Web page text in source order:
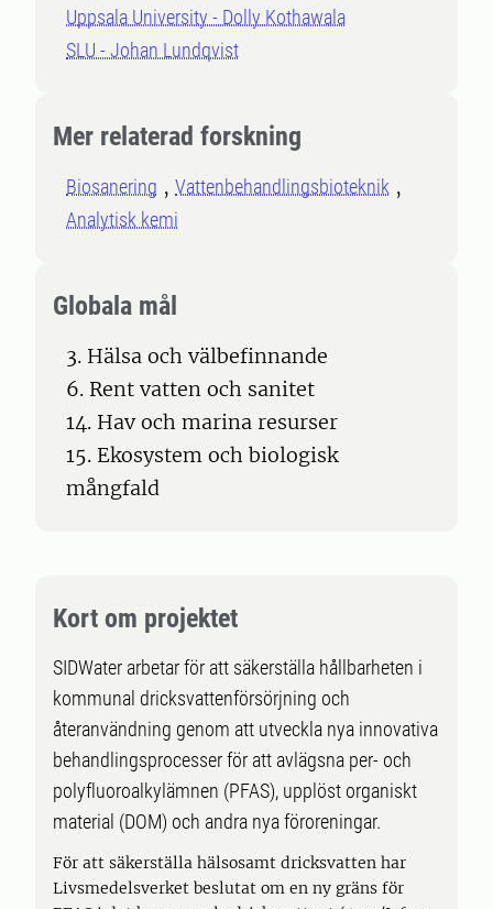
Uppsala University - Dolly Kothawala
SLU - Johan Lundqvist
Mer relaterad forskning
Biosanering
Vattenbehandlingsbioteknik
Analytisk kemi
Globala mål
3. Hälsa och välbefinnande
6. Rent vatten och sanitet
14. Hav och marina resurser
15. Ekosystem och biologisk
mångfald
Kort om projektet
SIDWater arbetar för att säkerställa hållbarheten i
kommunal dricksvattenförsörjning och
återanvändning genom att utveckla nya innovativa
behandlingsprocesser för att avlägsna per- och
polyfluoroalkylämnen (PFAS), upplöst organiskt
material (DOM) och andra nya föroreningar.
För att säkerställa hälsosamt dricksvatten har
Livsmedelsverket beslutat om en ny gräns för